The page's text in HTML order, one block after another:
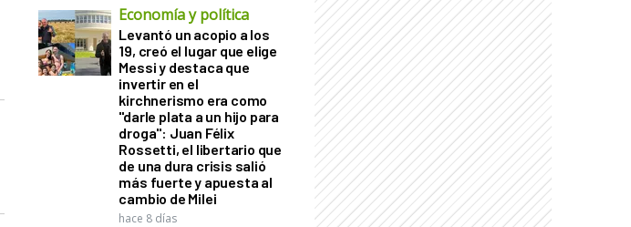
Economía y política
Levantó un acopio a los
19, creó el lugar que elige
Messi y destaca que
invertir en el
kirchnerismo era como
"darle plata a un hijo para
droga": Juan Félix
Rossetti, el libertario que
de una dura crisis salió
más fuerte y apuesta al
cambio de Milei
hace 8 días